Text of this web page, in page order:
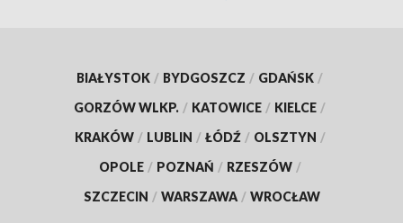
BIAŁYSTOK / BYDGOSZCZ / GDAŃSK /
GORZÓW WLKP. / KATOWICE / KIELCE /
KRAKÓW / LUBLIN / ŁÓDŹ / OLSZTYN /
OPOLE / POZNAŃ / RZESZÓW /
SZCZECIN / WARSZAWA / WROCŁAW